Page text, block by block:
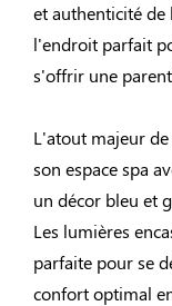
et authenticité de
l'endroit parfait
s'offrir une
L'atout majeur
son espace spa
un décor bleu et
Les lumières
parfaite pour se
confort optimal